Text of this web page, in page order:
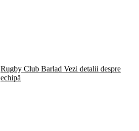
Rugby Club Barlad Vezi detalii despre
echipă